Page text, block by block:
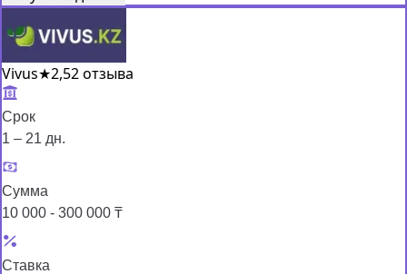
Vivus★2,52 отзыва
Срок
1 – 21 дн.
Сумма
10 000 - 300 000 ₸
Ставка